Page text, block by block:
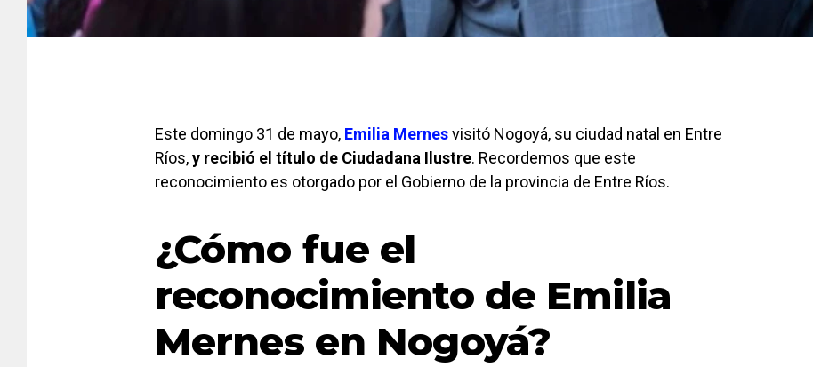
Este domingo 31 de mayo, Emilia Mernesvisitó Nogoyá, su ciudad natal en Entre
Ríos,y recibió el título de Ciudadana Ilustre. Recordemos que este
reconocimiento es otorgado por el Gobierno de la provincia de Entre Ríos.
¿Cómo fue el
reconocimiento de Emilia
Mernes en Nogoyá?